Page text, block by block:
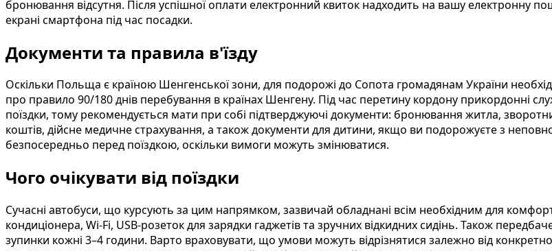
бронювання відсутня. Після успішної оплати електронний квиток надходить на вашу електронну
екрані смартфона під час посадки.
Документи та правила в'їзду
Оскільки Польща є країною Шенгенської зони, для подорожі до Сопота громадянам України
про правило 90/180 днів перебування в країнах Шенгену. Під час перетину кордону прикордонні
поїздки, тому рекомендується мати при собі підтверджуючі документи: бронювання житла,
коштів, дійсне медичне страхування, а також документи для дитини, якщо ви подорожуєте з
безпосередньо перед поїздкою, оскільки вимоги можуть змінюватися.
Чого очікувати від поїздки
Сучасні автобуси, що курсують за цим напрямком, зазвичай обладнані всім необхідним для
кондиціонера, Wi-Fi, USB-розеток для зарядки гаджетів та зручних відкидних сидінь. Також
зупинки кожні 3–4 години. Варто враховувати, що умови можуть відрізнятися залежно від